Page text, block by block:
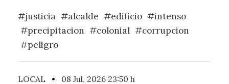
#justicia #alcalde #edificio #intenso
#precipitacion #colonial #corrupcion
#peligro
LOCAL • 08 Jul, 2026 23:50 h